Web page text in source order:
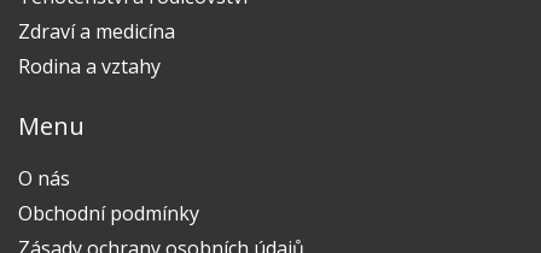
Zdraví a medicína
Rodina a vztahy
Menu
O nás
Obchodní podmínky